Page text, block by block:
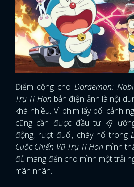
Điểm cộng cho Doraemon:
Trụ Tí Hon bản điện ảnh là nội
khá nhiều. Vì phim lấy bối cảnh
cũng cần được đầu tư kỹ
động, rượt đuổi, cháy nổ trong
Cuộc Chiến Vũ Trụ Tí Hon mình
đủ mang đến cho mình một trải
mãn nhãn.